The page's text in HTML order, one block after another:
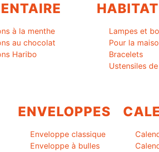
à la menthe
au chocolat
Haribo
HABITAT
Lampes et
Pour la
Bracelets
Ustensiles
ENVELOPPES
Enveloppe classique
Enveloppe à bulles